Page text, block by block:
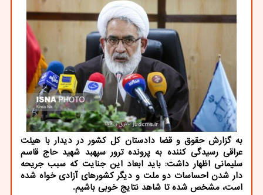
به گزارش حقوق و قضا دادستان کل کشور در دیدار با هیئت
عراقی رسیدگی کننده به پرونده ترور سپهبد شهید حاج قاسم
سلیمانی اظهار داشت: باید ابعاد این جنایت که سبب جریحه
دار شدن احساسات دو ملت و دیگر کشورهای آزادی خواه شده
است، مشخص شده تا شاهد نتایج خوبی باشیم.